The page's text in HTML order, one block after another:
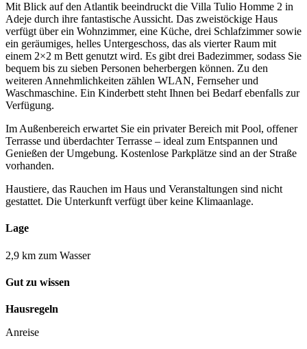
Mit Blick auf den Atlantik beeindruckt die Villa Tulio Homme 2 in
Adeje durch ihre fantastische Aussicht. Das zweistöckige Haus
verfügt über ein Wohnzimmer, eine Küche, drei Schlafzimmer sowie
ein geräumiges, helles Untergeschoss, das als vierter Raum mit
einem 2×2 m Bett genutzt wird. Es gibt drei Badezimmer, sodass Sie
bequem bis zu sieben Personen beherbergen können. Zu den
weiteren Annehmlichkeiten zählen WLAN, Fernseher und
Waschmaschine. Ein Kinderbett steht Ihnen bei Bedarf ebenfalls zur
Verfügung.
Im Außenbereich erwartet Sie ein privater Bereich mit Pool, offener
Terrasse und überdachter Terrasse – ideal zum Entspannen und
Genießen der Umgebung. Kostenlose Parkplätze sind an der Straße
vorhanden.
Haustiere, das Rauchen im Haus und Veranstaltungen sind nicht
gestattet. Die Unterkunft verfügt über keine Klimaanlage.
Lage
2,9 km zum Wasser
Gut zu wissen
Hausregeln
Anreise